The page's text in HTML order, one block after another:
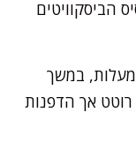
הביסקוויטים
אופים בתנור שחומם מראש ל-160 מעלות, במשך
רוטט אך הדפנות